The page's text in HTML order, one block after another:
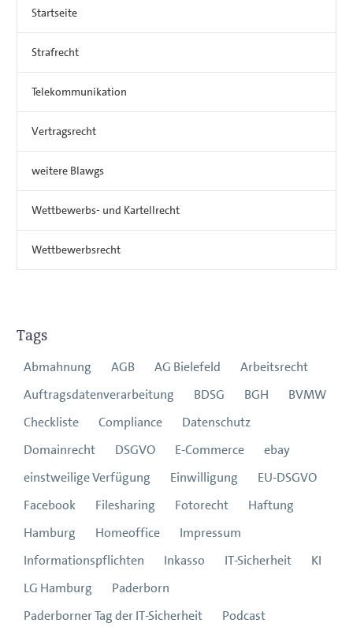
Startseite
Strafrecht
Telekommunikation
Vertragsrecht
weitere Blawgs
Wettbewerbs- und Kartellrecht
Wettbewerbsrecht
Tags
Abmahnung AGB AG Bielefeld
Arbeitsrecht
Auftragsdatenverarbeitung
BDSG BGH
BVMW
Checkliste
Compliance
Datenschutz
Domainrecht
DSGVO E-Commerce
ebay
einstweilige Verfügung
Einwilligung
EU-DSGVO
Facebook
Filesharing Fotorecht
Haftung
Hamburg
Homeoffice
Impressum
Informationspflichten
Inkasso IT-Sicherheit
KI
LG Hamburg
Paderborn
Paderborner Tag der IT-Sicherheit
Podcast